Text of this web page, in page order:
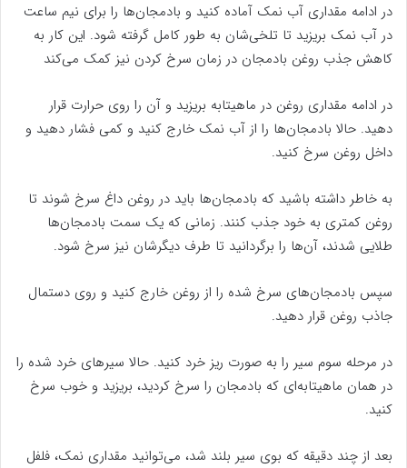
در ادامه مقداری آب نمک آماده کنید و بادمجان‌ها را برای نیم ساعت
در آب نمک بریزید تا تلخی‌شان به طور کامل گرفته شود. این کار به
کاهش جذب روغن بادمجان در زمان سرخ کردن نیز کمک می‌کند
در ادامه مقداری روغن در ماهیتابه بریزید و آن را روی حرارت قرار
دهید. حالا بادمجان‌ها را از آب نمک خارج کنید و کمی فشار دهید و
داخل روغن سرخ کنید.
به خاطر داشته باشید که بادمجان‌ها باید در روغن داغ سرخ شوند تا
روغن کمتری به خود جذب کنند. زمانی که یک سمت بادمجان‌ها
طلایی شدند، آن‌ها را برگردانید تا طرف دیگرشان نیز سرخ شود.
سپس بادمجان‌های سرخ شده را از روغن خارج کنید و روی دستمال
جاذب روغن قرار دهید.
در مرحله سوم سیر را به صورت ریز خرد کنید. حالا سیرهای خرد شده را
در همان ماهیتابه‌ای که بادمجان را سرخ کردید، بریزید و خوب سرخ
کنید.
بعد از چند دقیقه که بوی سیر بلند شد، می‌توانید مقداری نمک، فلفل